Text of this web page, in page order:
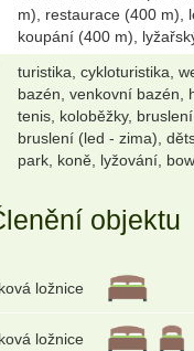
m), restaurace (400 m),
koupání (400 m),
turistika, cykloturistika,
bazén, venkovní bazén,
tenis, koloběžky,
bruslení (led - zima),
park, koně, lyžování,
objektu
ložnice
ložnice